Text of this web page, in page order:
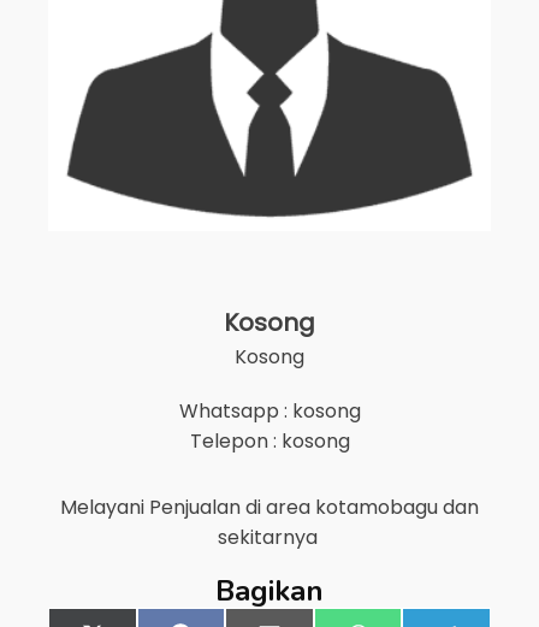
Kosong
Kosong
Whatsapp : kosong
Telepon : kosong
Melayani Penjualan di area kotamobagudan
sekitarnya
Bagikan